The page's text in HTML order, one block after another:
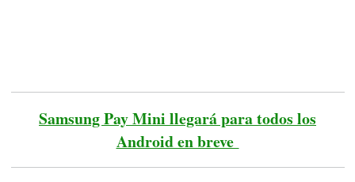
Samsung Pay Mini llegará para todos los
Android en breve